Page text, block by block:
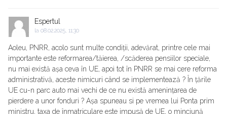
Espertul
la 08.02.2025, 11:30
Aoleu, PNRR, acolo sunt multe condiții, adevărat, printre cele mai
importante este reformarea/tăierea, /scăderea pensiilor speciale,
nu mai există așa ceva în UE, apoi tot în PNRR se mai cere reforma
administrativă, aceste nimicuri când se implementează ? În țările
UE cu-n parc auto mai vechi de ce nu există amenințarea de
pierdere a unor fonduri ? Așa spuneau si pe vremea lui Ponta prim
ministru, taxa de înmatriculare este impusă de UE, o minciună